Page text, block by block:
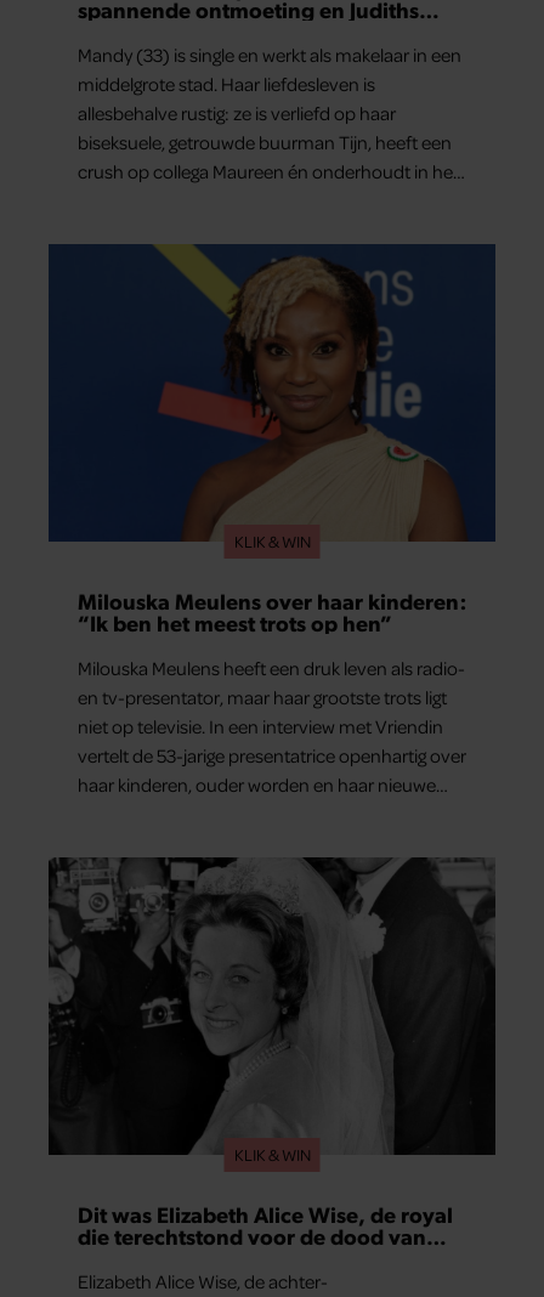
spannende ontmoeting en Judiths
Mandy (33) is single en werkt als makelaar in een
middelgrote stad. Haar liefdesleven is
allesbehalve rustig: ze is verliefd op haar
biseksuele, getrouwde buurman Tijn, heeft een
crush op collega Maureen én onderhoudt in het
kort wat er de afgelopen dagen allemaal in haar
leven gebeurde.
KLIK & WIN
Milouska Meulens over haar kinderen:
“Ik ben het meest trots op hen”
Milouska Meulens heeft een druk leven als radio-
en tv-presentator, maar haar grootste trots ligt
niet op televisie. In een interview met Vriendin
vertelt de 53-jarige presentatrice openhartig over
haar kinderen, ouder worden en haar nieuwe
dag het meest bezighouden.
KLIK & WIN
Dit was Elizabeth Alice Wise, de royal
die terechtstond voor de dood van
Elizabeth Alice Wise, de achter-